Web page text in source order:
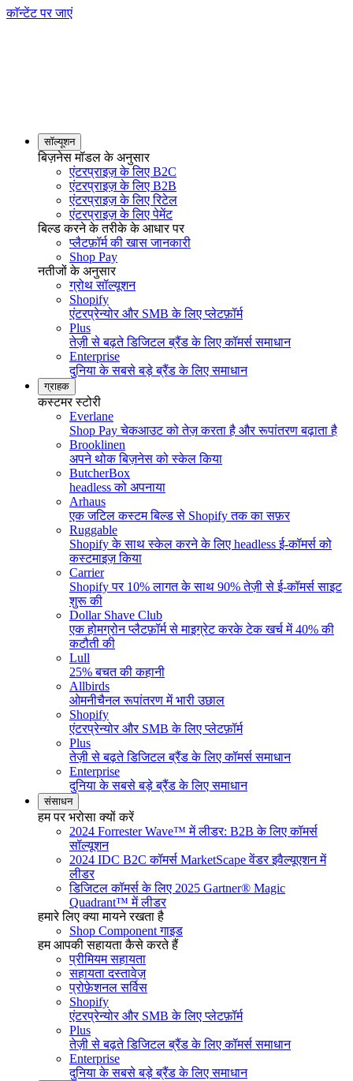
काॅन्टेंट पर जाएं
सॉल्यूशन
बिज़नेस मॉडल के अनुसार
एंटरप्राइज़ के लिए B2C
एंटरप्राइज़ के लिए B2B
एंटरप्राइज़ के लिए रिटेल
एंटरप्राइज़ के लिए पेमेंट
बिल्ड करने के तरीके के आधार पर
प्लैटफ़ॉर्म की खास जानकारी
Shop Pay
नतीजों के अनुसार
ग्रोथ सॉल्यूशन
Shopify
एंटरप्रेन्योर और SMB के लिए प्लेटफ़ॉर्म
Plus
तेज़ी से बढ़ते डिजिटल ब्रैंड के लिए कॉमर्स समाधान
Enterprise
दुनिया के सबसे बड़े ब्रैंड के लिए समाधान
ग्राहक
कस्टमर स्टोरी
Everlane
Shop Pay चेकआउट को तेज़ करता है और रूपांतरण बढ़ाता है
Brooklinen
अपने थोक बिज़नेस को स्केल किया
ButcherBox
headless को अपनाया
Arhaus
एक जटिल कस्टम बिल्ड से Shopify तक का सफ़र
Ruggable
Shopify के साथ स्केल करने के लिए headless ई-कॉमर्स को
कस्टमाइज़ किया
Carrier
Shopify पर 10% लागत के साथ 90% तेज़ी से ई-कॉमर्स साइट
शुरू की
Dollar Shave Club
एक होमग्रोन प्लैटफ़ॉर्म से माइग्रेट करके टेक खर्च में 40% की
कटौती की
Lull
25% बचत की कहानी
Allbirds
ओमनीचैनल रूपांतरण में भारी उछाल
Shopify
एंटरप्रेन्योर और SMB के लिए प्लेटफ़ॉर्म
Plus
तेज़ी से बढ़ते डिजिटल ब्रैंड के लिए कॉमर्स समाधान
Enterprise
दुनिया के सबसे बड़े ब्रैंड के लिए समाधान
संसाधन
हम पर भरोसा क्यों करें
2024 Forrester Wave™ में लीडर: B2B के लिए कॉमर्स
सॉल्यूशन
2024 IDC B2C कॉमर्स MarketScape वेंडर इवैल्यूएशन में
लीडर
डिजिटल कॉमर्स के लिए 2025 Gartner® Magic
Quadrant™ में लीडर
हमारे लिए क्या मायने रखता है
Shop Component गाइड
हम आपकी सहायता कैसे करते हैं
प्रीमियम सहायता
सहायता दस्तावेज़
प्रोफ़ेशनल सर्विस
Shopify
एंटरप्रेन्योर और SMB के लिए प्लेटफ़ॉर्म
Plus
तेज़ी से बढ़ते डिजिटल ब्रैंड के लिए कॉमर्स समाधान
Enterprise
दुनिया के सबसे बड़े ब्रैंड के लिए समाधान